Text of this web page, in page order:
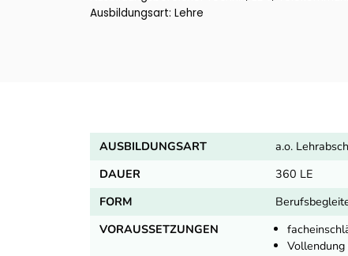
Ausbildungsart: Lehre
AUSBILDUNGSART
a.o.
DAUER
360 LE
FORM
VORAUSSETZUNGEN